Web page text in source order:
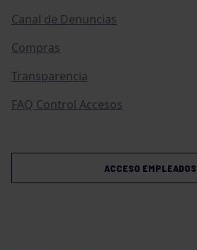
Canal de Denuncias
Compras
Transparencia
FAQ Control Accesos
ACCESO EMPLEADOS